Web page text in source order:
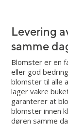
Levering
samme
Blomster er en
eller god
blomster til alle
lager vakre
garanterer at
blomster innen
døren samme